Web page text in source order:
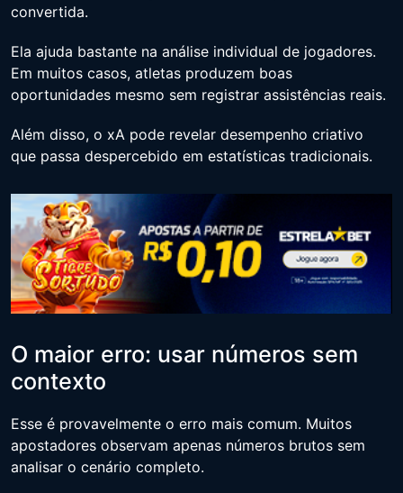
convertida.
Ela ajuda bastante na análise individual de jogadores.
Em muitos casos, atletas produzem boas
oportunidades mesmo sem registrar assistências reais.
Além disso, o xA pode revelar desempenho criativo
que passa despercebido em estatísticas tradicionais.
O maior erro: usar números sem
contexto
Esse é provavelmente o erro mais comum. Muitos
apostadores observam apenas números brutos sem
analisar o cenário completo.